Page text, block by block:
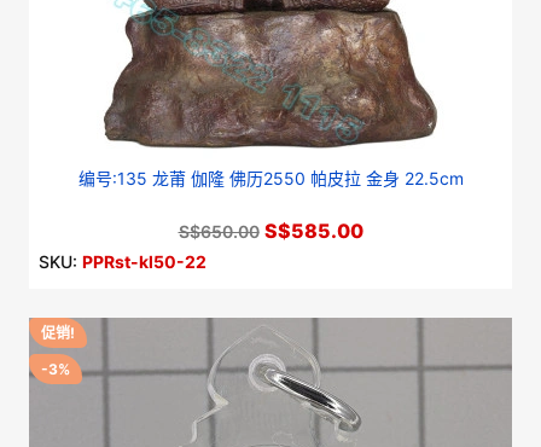
编号:135 龙莆 伽隆 佛历2550 帕皮拉 金身 22.5cm
S$650.00 S$585.00
SKU: PPRst-kl50-22
促销!
-3%